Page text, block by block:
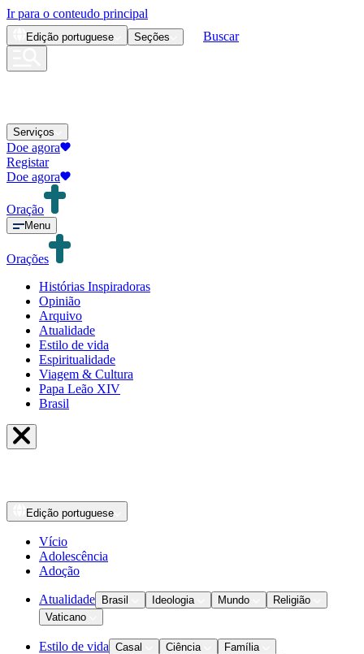
Ir para o conteudo principal
Edição portuguese Seções Buscar
Serviços
Doe agora
Registar
Doe agora
Oração
Menu
Orações
Histórias Inspiradoras
Opinião
Arquivo
Atualidade
Estilo de vida
Espiritualidade
Viagem & Cultura
Papa Leão XIV
Brasil
Edição portuguese
Vício
Adolescência
Adoção
Atualidade Brasil Ideologia Mundo
Religião
Vaticano
Estilo de vida Casal Ciência
Família